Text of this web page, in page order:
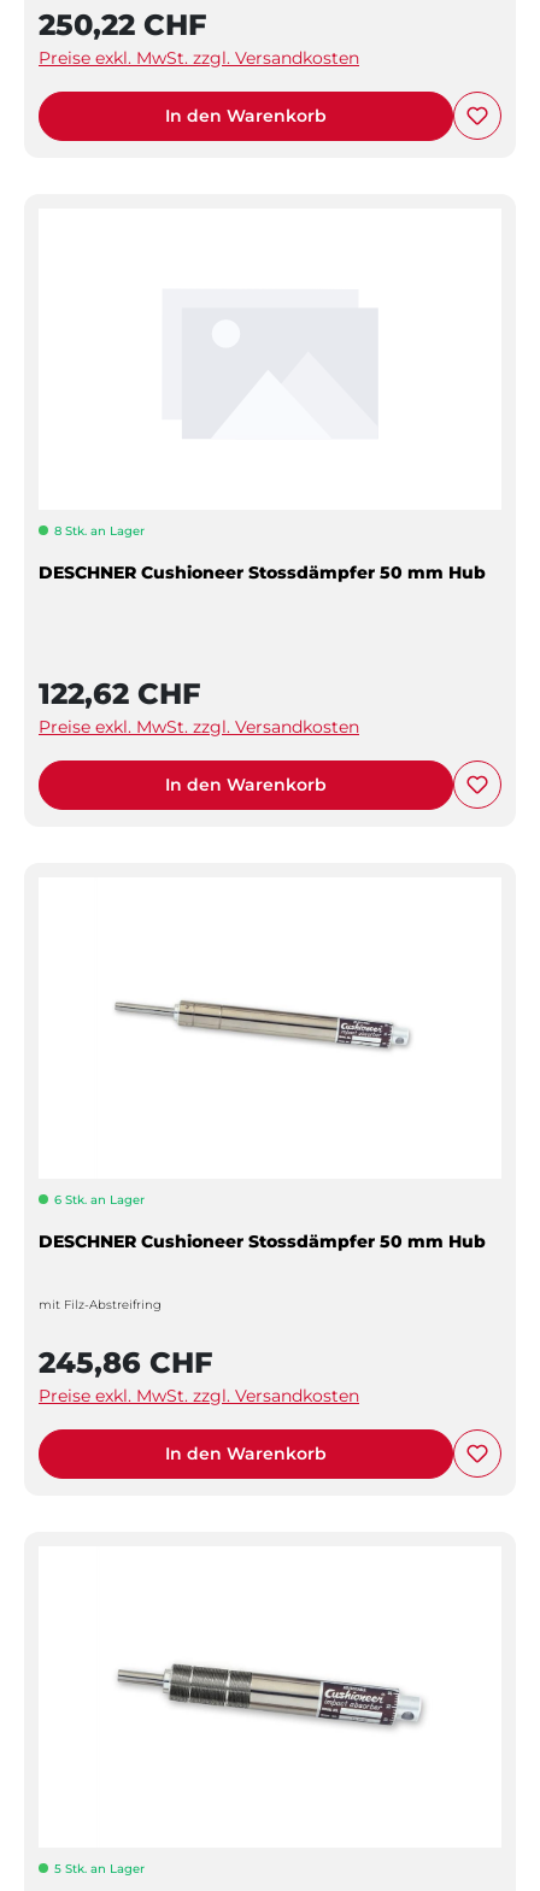
250,22 CHF
Preise exkl. MwSt. zzgl. Versandkosten
In den Warenkorb
8 Stk. an Lager
DESCHNER Cushioneer Stossdämpfer 50 mm Hub
122,62 CHF
Preise exkl. MwSt. zzgl. Versandkosten
In den Warenkorb
6 Stk. an Lager
DESCHNER Cushioneer Stossdämpfer 50 mm Hub
mit Filz-Abstreifring
245,86 CHF
Preise exkl. MwSt. zzgl. Versandkosten
In den Warenkorb
5 Stk. an Lager